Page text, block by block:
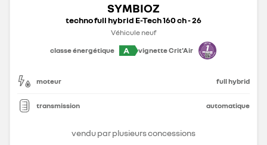
SYMBIOZ
techno full hybrid E-Tech 160 ch - 26
Véhicule neuf
classe énergétique
A vignette Crit'Air
moteur full hybrid
transmission automatique
vendu par plusieurs concessions